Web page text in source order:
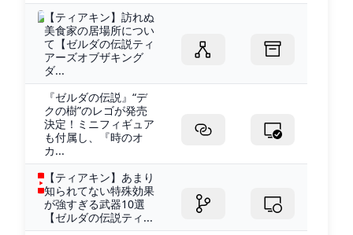
【ティアキン】訪れぬ
美食家の居場所につい
て【ゼルダの伝説ティ
アーズオブザキング
ダ...
『ゼルダの伝説』“デ
クの樹”のレゴが発売
決定！ミニフィギュア
も付属し、『時のオ
カ...
【ティアキン】あまり
知られてない特殊効果
が強すぎる武器10選
【ゼルダの伝説ティ...